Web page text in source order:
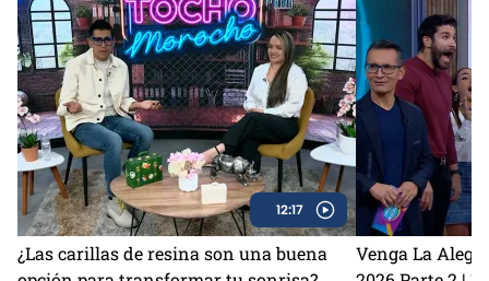
12:17
¿Las carillas de resina son una buena
Venga La